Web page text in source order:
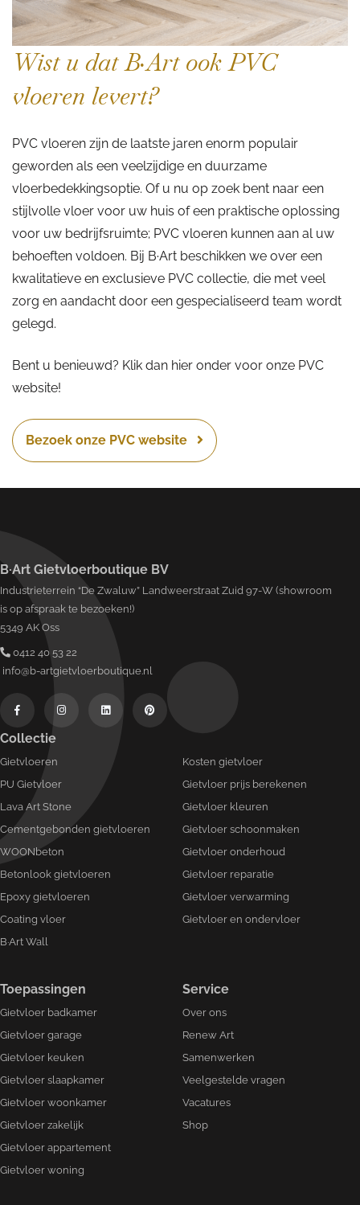
Wist u dat B·Art ook PVC
vloeren levert?
PVC vloeren zijn de laatste jaren enorm populair
geworden als een veelzijdige en duurzame
vloerbedekkingsoptie. Of u nu op zoek bent naar een
stijlvolle vloer voor uw huis of een praktische oplossing
voor uw bedrijfsruimte; PVC vloeren kunnen aan al uw
behoeften voldoen. Bij B·Art beschikken we over een
kwalitatieve en exclusieve PVC collectie, die met veel
zorg en aandacht door een gespecialiseerd team wordt
gelegd.
Bent u benieuwd? Klik dan hier onder voor onze PVC
website!
Bezoek onze PVC website
B·Art Gietvloerboutique BV
Industrieterrein “De Zwaluw” Landweerstraat Zuid 97-W (showroom
is op afspraak te bezoeken!)
5349 AK Oss
0412 40 53 22
info@b-artgietvloerboutique.nl
Collectie
Gietvloeren
PU Gietvloer
Lava Art Stone
Cementgebonden gietvloeren
WOONbeton
Betonlook gietvloeren
Epoxy gietvloeren
Coating vloer
B·Art Wall
Kosten gietvloer
Gietvloer prijs berekenen
Gietvloer kleuren
Gietvloer schoonmaken
Gietvloer onderhoud
Gietvloer reparatie
Gietvloer verwarming
Gietvloer en ondervloer
Toepassingen
Gietvloer badkamer
Gietvloer garage
Gietvloer keuken
Gietvloer slaapkamer
Gietvloer woonkamer
Gietvloer zakelijk
Gietvloer appartement
Gietvloer woning
Service
Over ons
Renew Art
Samenwerken
Veelgestelde vragen
Vacatures
Shop